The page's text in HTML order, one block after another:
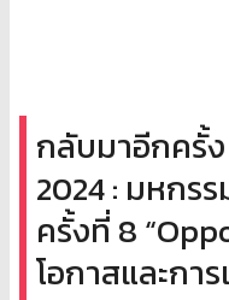
กลับมาอีกครั้
2024 : มหกร
ครั้งที่ 8
โอกาสและกา